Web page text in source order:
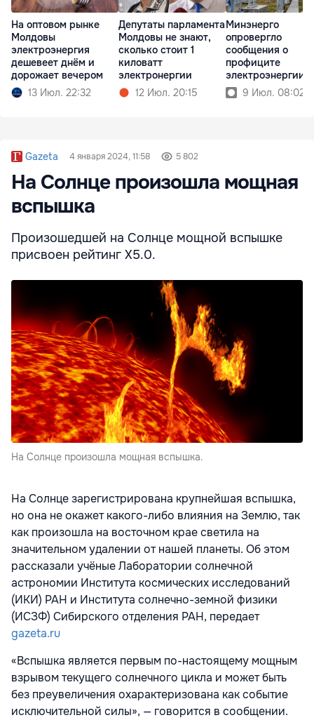
На оптовом рынке
Молдовы
электроэнергия
дешевеет днём и
дорожает вечером
13 Июл. 22:32
Депутаты парламента
Молдовы не знают,
сколько стоит 1
киловатт
электронергии
12 Июл. 20:15
Минэнерго
опровергло
сообщения о
профиците
электроэнергии в
Молдове
9 Июл. 08:02
Gazeta 4 января 2024, 11:58 5 802
На Солнце произошла мощная
вспышка
Произошедшей на Солнце мощной вспышке
присвоен рейтинг Х5.0.
На Солнце произошла мощная вспышка.
На Солнце зарегистрирована крупнейшая вспышка,
но она не окажет какого-либо влияния на Землю, так
как произошла на восточном крае светила на
значительном удалении от нашей планеты. Об этом
рассказали учёные Лаборатории солнечной
астрономии Института космических исследований
(ИКИ) РАН и Института солнечно-земной физики
(ИСЗФ) Сибирского отделения РАН, передает
gazeta.ru
«Вспышка является первым по-настоящему мощным
взрывом текущего солнечного цикла и может быть
без преувеличения охарактеризована как событие
исключительной силы», — говорится в сообщении.